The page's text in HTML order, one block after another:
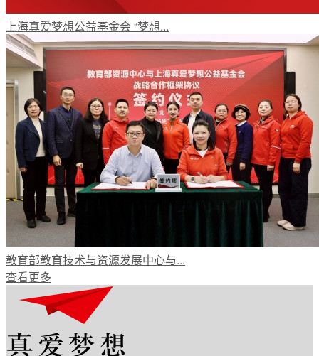
上海真爱梦想公益基金会 “梦想...
教育部教育技术与资源发展中心与...
查看更多